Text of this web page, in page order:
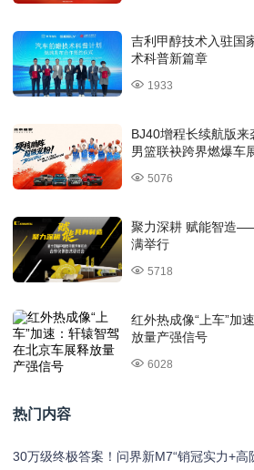
吉利甲醇技术入驻国
术科普新篇章
1933
BJ40增程长续航版
男篮联袂跨界燃爆车
5076
聚力深耕 赋能智造
满举行
5718
红外热成像“上车”加
放量产强信号
6028
热门内容
30万级终极答案！问界新M7“销冠实力+高